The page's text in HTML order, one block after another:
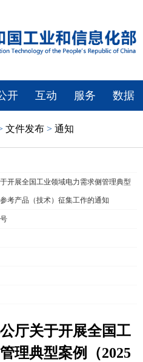
开 互动 服务 数据
文件发布 > 通知
开展全国工业领域电力需求侧管理典型
考产品（技术）征集工作的通知
厅关于开展全国工
理典型案例（2025